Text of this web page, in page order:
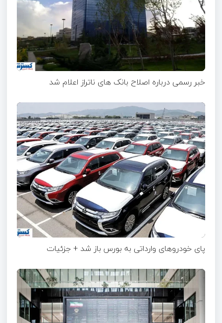
خبر رسمی درباره اصلاح بانک های ناتراز اعلام شد
پای خودروهای وارداتی به بورس باز شد + جزئیات